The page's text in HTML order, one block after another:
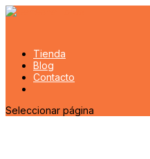
Tienda
Blog
Contacto
Seleccionar página